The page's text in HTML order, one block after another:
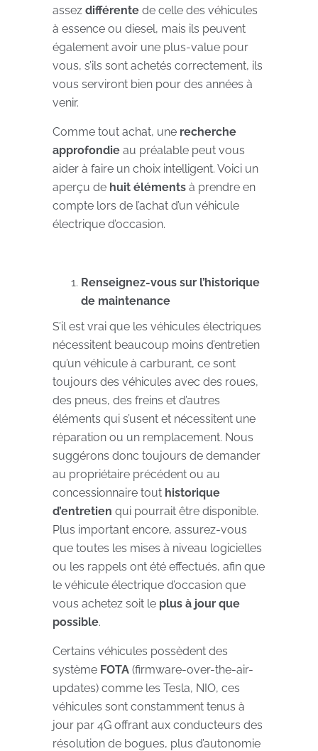
assez différente de celle des véhicules
à essence ou diesel, mais ils peuvent
également avoir une plus-value pour
vous, s’ils sont achetés correctement, ils
vous serviront bien pour des années à
venir.
Comme tout achat, une recherche
approfondie au préalable peut vous
aider à faire un choix intelligent. Voici un
aperçu de huit éléments à prendre en
compte lors de l’achat d’un véhicule
électrique d’occasion.
Renseignez-vous sur l’historique
de maintenance
S’il est vrai que les véhicules électriques
nécessitent beaucoup moins d’entretien
qu’un véhicule à carburant, ce sont
toujours des véhicules avec des roues,
des pneus, des freins et d’autres
éléments qui s’usent et nécessitent une
réparation ou un remplacement. Nous
suggérons donc toujours de demander
au propriétaire précédent ou au
concessionnaire tout historique
d’entretien qui pourrait être disponible.
Plus important encore, assurez-vous
que toutes les mises à niveau logicielles
ou les rappels ont été effectués, afin que
le véhicule électrique d’occasion que
vous achetez soit le plus à jour que
possible.
Certains véhicules possèdent des
système FOTA (firmware-over-the-air-
updates) comme les Tesla, NIO, ces
véhicules sont constamment tenus à
jour par 4G offrant aux conducteurs des
résolution de bogues, plus d’autonomie